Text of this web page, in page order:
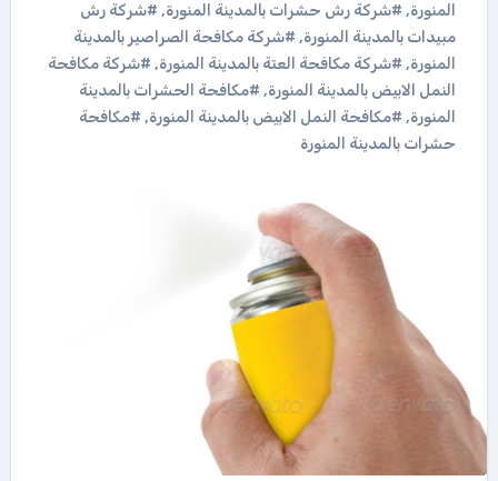
المنورة, #شركة رش حشرات بالمدينة المنورة, #شركة رش
مبيدات بالمدينة المنورة, #شركة مكافحة الصراصير بالمدينة
المنورة, #شركة مكافحة العتة بالمدينة المنورة, #شركة مكافحة
النمل الابيض بالمدينة المنورة, #مكافحة الحشرات بالمدينة
المنورة, #مكافحة النمل الابيض بالمدينة المنورة, #مكافحة
حشرات بالمدينة المنورة